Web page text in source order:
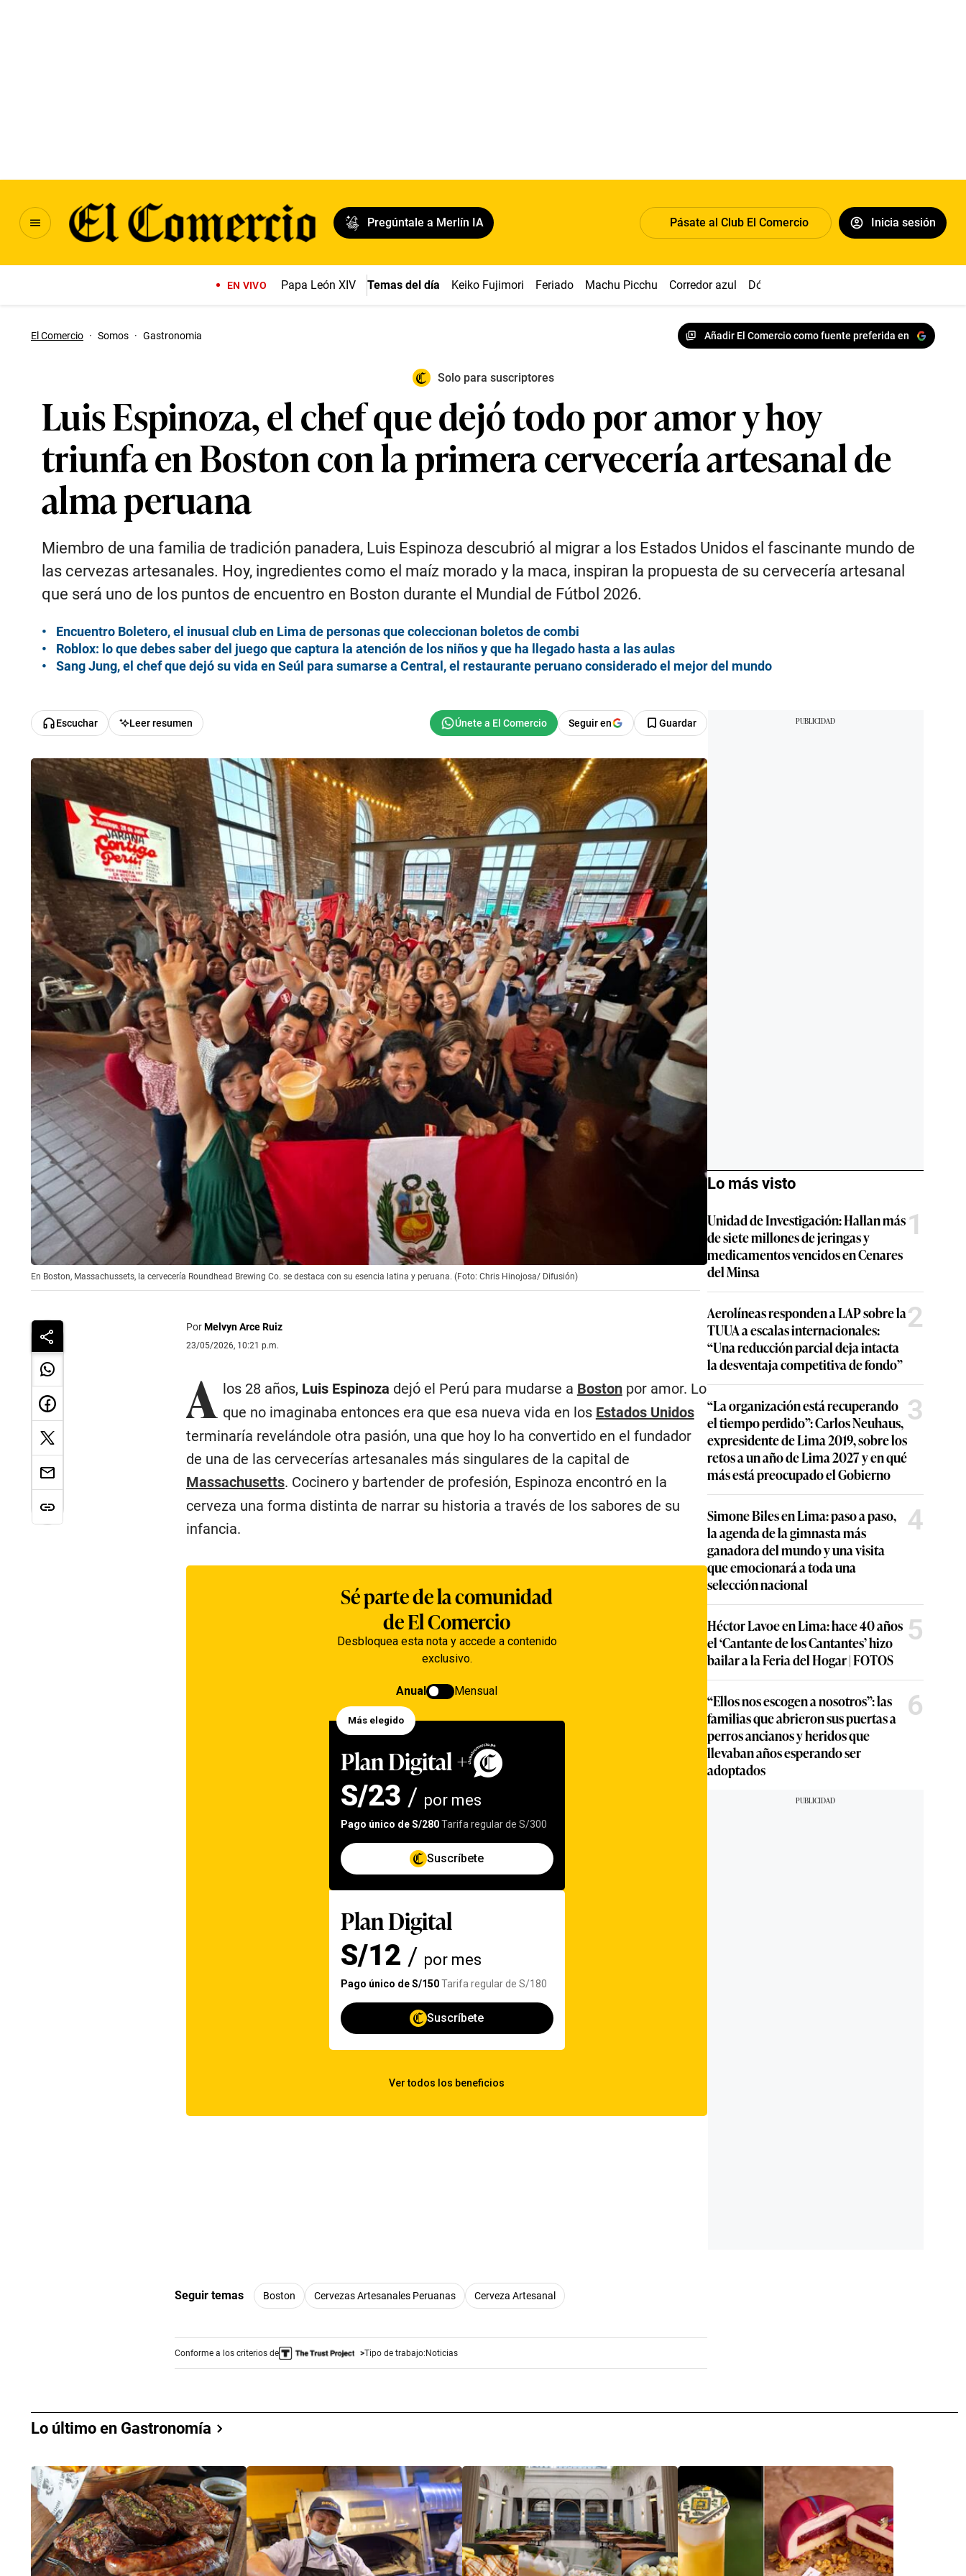
Pregúntale a Merlín IA Pásate al Club El Comercio Inicia sesión
EN VIVO Papa León XIV Temas del día Keiko Fujimori Feriado Machu Picchu Corredor azul Dólar
El Comercio · Somos · Gastronomia Añadir El Comercio como fuente preferida en
Solo para suscriptores
Luis Espinoza, el chef que dejó todo por amor y hoy
triunfa en Boston con la primera cervecería artesanal de
alma peruana
Miembro de una familia de tradición panadera, Luis Espinoza descubrió al migrar a los Estados Unidos el fascinante mundo de
las cervezas artesanales. Hoy, ingredientes como el maíz morado y la maca, inspiran la propuesta de su cervecería artesanal
que será uno de los puntos de encuentro en Boston durante el Mundial de Fútbol 2026.
Encuentro Boletero, el inusual club en Lima de personas que coleccionan boletos de combi
Roblox: lo que debes saber del juego que captura la atención de los niños y que ha llegado hasta a las aulas
Sang Jung, el chef que dejó su vida en Seúl para sumarse a Central, el restaurante peruano considerado el mejor del mundo
Escuchar Leer resumen Seguir en Guardar
En Boston, Massachussets, la cervecería Roundhead Brewing Co. se destaca con su esencia latina y peruana. (Foto: Chris Hinojosa/ Difusión)
PorMelvyn Arce Ruiz
23/05/2026, 10:21 p.m.
A los 28 años, Luis Espinoza dejó el Perú para mudarse a Bostonpor amor. Lo
que no imaginaba entonces era que esa nueva vida en los Estados Unidos
terminaría revelándole otra pasión, una que hoy lo ha convertido en el fundador
de una de las cervecerías artesanales más singulares de la capital de
Massachusetts. Cocinero y bartender de profesión, Espinoza encontró en la
cerveza una forma distinta de narrar su historia a través de los sabores de su
infancia.
Seguir temas Boston Cervezas Artesanales Peruanas Cerveza Artesanal
Conforme a los criterios de Tipo de trabajo: Noticias
Lo más visto
Unidad de Investigación: Hallan más
de siete millones de jeringas y
medicamentos vencidos en Cenares
del Minsa
1
Aerolíneas responden a LAP sobre la
TUUA a escalas internacionales:
“Una reducción parcial deja intacta
la desventaja competitiva de fondo”
2
“La organización está recuperando
el tiempo perdido”: Carlos Neuhaus,
expresidente de Lima 2019, sobre los
retos a un año de Lima 2027 y en qué
más está preocupado el Gobierno
3
Simone Biles en Lima: paso a paso,
la agenda de la gimnasta más
ganadora del mundo y una visita
que emocionará a toda una
selección nacional
4
Héctor Lavoe en Lima: hace 40 años
el ‘Cantante de los Cantantes’ hizo
bailar a la Feria del Hogar | FOTOS
5
“Ellos nos escogen a nosotros”: las
familias que abrieron sus puertas a
perros ancianos y heridos que
llevaban años esperando ser
adoptados
6
Lo último en Gastronomía